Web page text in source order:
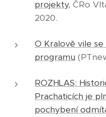
projekty, ČRo
2020.
O Kralově vile
programu
ROZHLAS:
Prachaticích je
pochybení